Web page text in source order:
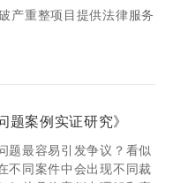
湖北分公司与武汉市畅瑜
公司提起第三人撤销之诉
与张文露劳动纠纷提供法
视野峰机械制造有限公司
产重整项目提供法律服务
题案例实证研究》
题最容易引发争议？看似
不同案件中会出现不同裁